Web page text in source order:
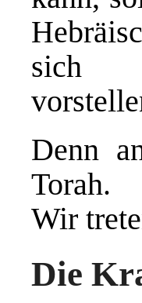
sich
Denn
Torah.
Wir
Die